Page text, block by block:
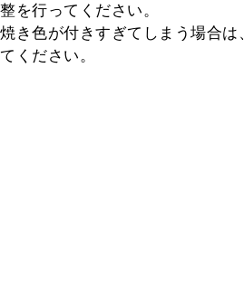
整を行ってください。
焼き色が付きすぎてしまう場合は
てください。